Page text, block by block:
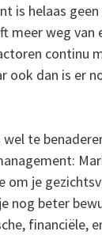
is helaas
meer weg van
continu
ook dan is er
te
om je
nog beter
financiële,